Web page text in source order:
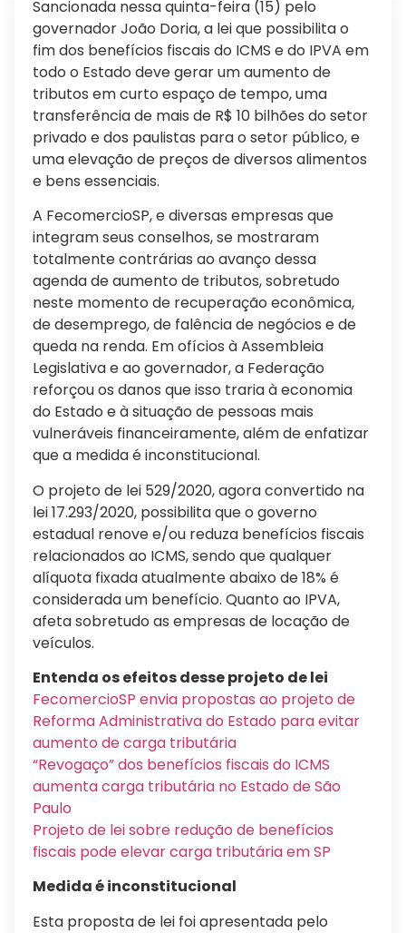
Sancionada nessa quinta-feira (15) pelo
governador João Doria, a lei que possibilita o
fim dos benefícios fiscais do ICMS e do IPVA em
todo o Estado deve gerar um aumento de
tributos em curto espaço de tempo, uma
transferência de mais de R$ 10 bilhões do setor
privado e dos paulistas para o setor público, e
uma elevação de preços de diversos alimentos
e bens essenciais.
A FecomercioSP, e diversas empresas que
integram seus conselhos, se mostraram
totalmente contrárias ao avanço dessa
agenda de aumento de tributos, sobretudo
neste momento de recuperação econômica,
de desemprego, de falência de negócios e de
queda na renda. Em ofícios à Assembleia
Legislativa e ao governador, a Federação
reforçou os danos que isso traria à economia
do Estado e à situação de pessoas mais
vulneráveis financeiramente, além de enfatizar
que a medida é inconstitucional.
O projeto de lei 529/2020, agora convertido na
lei 17.293/2020, possibilita que o governo
estadual renove e/ou reduza benefícios fiscais
relacionados ao ICMS, sendo que qualquer
alíquota fixada atualmente abaixo de 18% é
considerada um benefício. Quanto ao IPVA,
afeta sobretudo as empresas de locação de
veículos.
Entenda os efeitos desse projeto de lei
FecomercioSP envia propostas ao projeto de
Reforma Administrativa do Estado para evitar
aumento de carga tributária
“Revogaço” dos benefícios fiscais do ICMS
aumenta carga tributária no Estado de São
Paulo
Projeto de lei sobre redução de benefícios
fiscais pode elevar carga tributária em SP
Medida é inconstitucional
Esta proposta de lei foi apresentada pelo